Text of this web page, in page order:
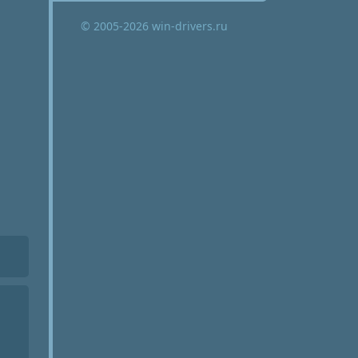
© 2005-2026 win-drivers.ru